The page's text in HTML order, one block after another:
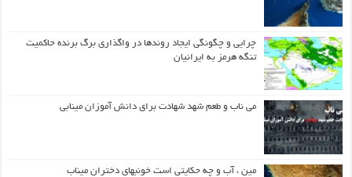
چرایی و چگونگی ایجاد روندها در واگذاری برگ برنده حاکمیت
تنگه هرمز به ایرانیان
می ناب و طعم شهد شهادت برای دانش آموزان مینابی
مین ، آب و چه حکایتی است خونبهای دختران میناب